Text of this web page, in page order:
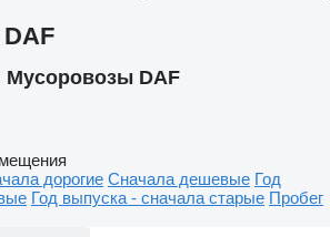
Мусоровозы DAF
дорогие Сначала дешевые Год
Год выпуска - сначала старые Пробег